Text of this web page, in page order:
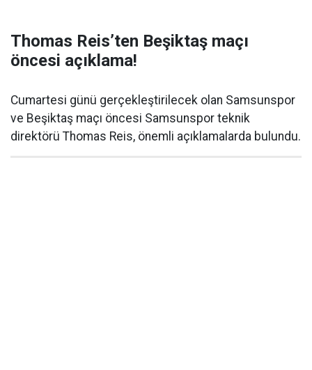
Thomas Reis’ten Beşiktaş maçı
öncesi açıklama!
Cumartesi günü gerçekleştirilecek olan Samsunspor
ve Beşiktaş maçı öncesi Samsunspor teknik
direktörü Thomas Reis, önemli açıklamalarda bulundu.